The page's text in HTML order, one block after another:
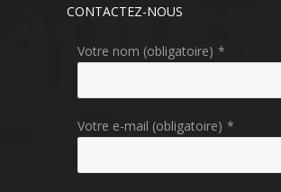
CONTACTEZ-NOUS
Votre nom (obligatoire) *
Votre e-mail (obligatoire) *